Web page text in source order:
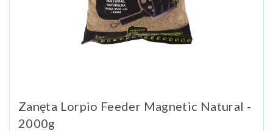
Zanęta Lorpio Feeder Magnetic Natural -
2000g